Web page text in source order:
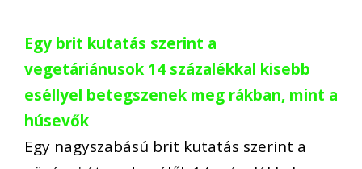
Egy brit kutatás szerint a
vegetáriánusok 14 százalékkal kisebb
eséllyel betegszenek meg rákban, mint a
húsevők
Egy nagyszabású brit kutatás szerint a